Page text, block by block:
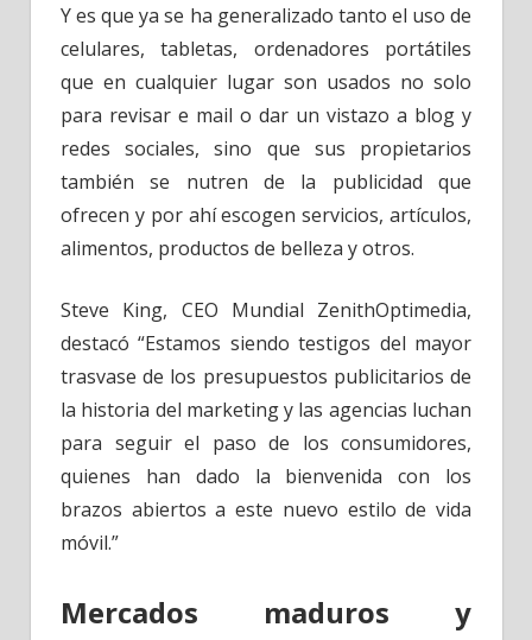
Y es que ya se ha generalizado tanto el uso de
celulares, tabletas, ordenadores portátiles
que en cualquier lugar son usados no solo
para revisar e mail o dar un vistazo a blog y
redes sociales, sino que sus propietarios
también se nutren de la publicidad que
ofrecen y por ahí escogen servicios, artículos,
alimentos, productos de belleza y otros.
Steve King, CEO Mundial ZenithOptimedia,
destacó “Estamos siendo testigos del mayor
trasvase de los presupuestos publicitarios de
la historia del marketing y las agencias luchan
para seguir el paso de los consumidores,
quienes han dado la bienvenida con los
brazos abiertos a este nuevo estilo de vida
móvil.”
Mercados maduros y